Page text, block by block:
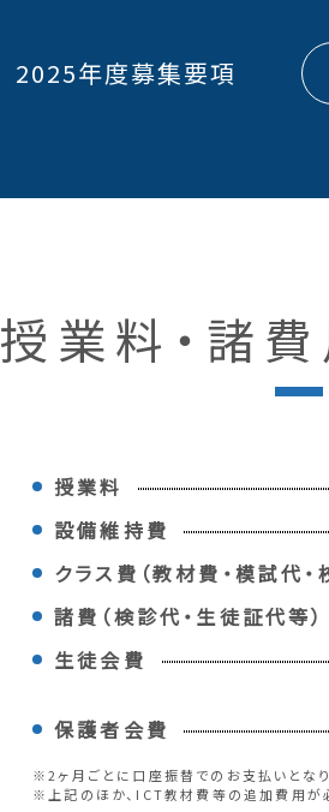
2025年度募集要項
授業料・ 諸
授業料
設備維持費
クラス費 （教材費・模試代
諸費（検診代・生徒証代等）
生徒会費
保護者会費
※2ヶ月ごとに口座振替でのお支払いとなり
※上記のほか、ICT教材費等の追加費用が